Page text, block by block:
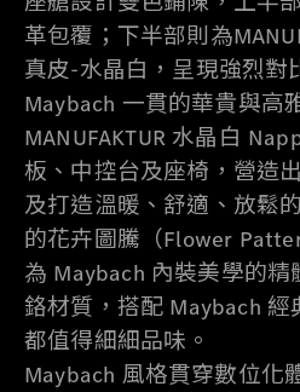
革包覆；下半部則為
真皮-水晶白，呈現強烈對
Maybach 一貫的華貴與高
MANUFAKTUR 水晶白
板、中控台及座椅，營造
及打造溫暖、舒適、放鬆
的花卉圖騰（Flower
為 Maybach 內裝美學的
鉻材質，搭配 Maybach
都值得細細品味。
Maybach 風格貫穿數位化